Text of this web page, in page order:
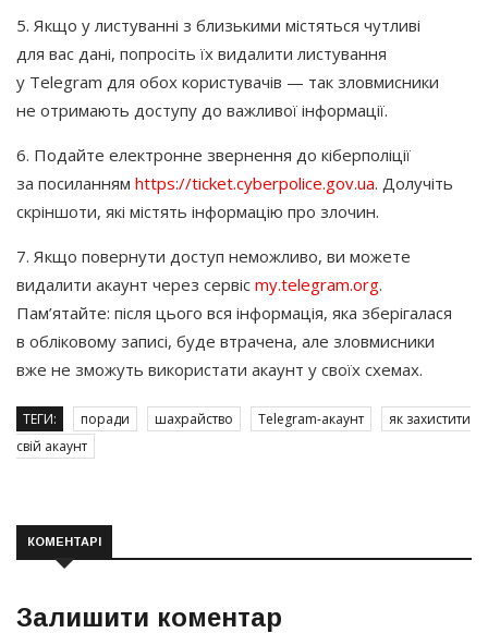
5. Якщо у листуванні з близькими містяться чутливі
для вас дані, попросіть їх видалити листування
у Telegram для обох користувачів — так зловмисники
не отримають доступу до важливої інформації.
6. Подайте електронне звернення до кіберполіції
за посиланням https://ticket.cyberpolice.gov.ua. Долучіть
скріншоти, які містять інформацію про злочин.
7. Якщо повернути доступ неможливо, ви можете
видалити акаунт через сервіс my.telegram.org.
Пам’ятайте: після цього вся інформація, яка зберігалася
в обліковому записі, буде втрачена, але зловмисники
вже не зможуть використати акаунт у своїх схемах.
ТЕГИ: поради шахрайство Telegram-акаунт
як захистити
свій акаунт
КОМЕНТАРІ
Залишити коментар